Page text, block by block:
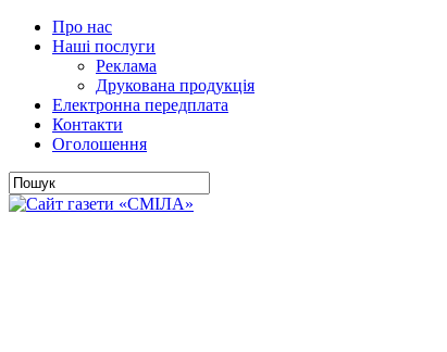
Про нас
Наші послуги
Реклама
Друкована продукція
Електронна передплата
Контакти
Оголошення